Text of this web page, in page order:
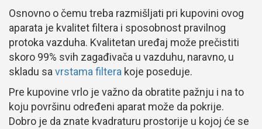
Osnovno o čemu treba razmišljati pri kupovini ovog
aparata je kvalitet filtera i sposobnost pravilnog
protoka vazduha. Kvalitetan uređaj može prečistiti
skoro 99% svih zagađivača u vazduhu, naravno, u
skladu sa vrstama filtera koje poseduje.
Pre kupovine vrlo je važno da obratite pažnju i na to
koju površinu određeni aparat može da pokrije.
Dobro je da znate kvadraturu prostorije u kojoj će se